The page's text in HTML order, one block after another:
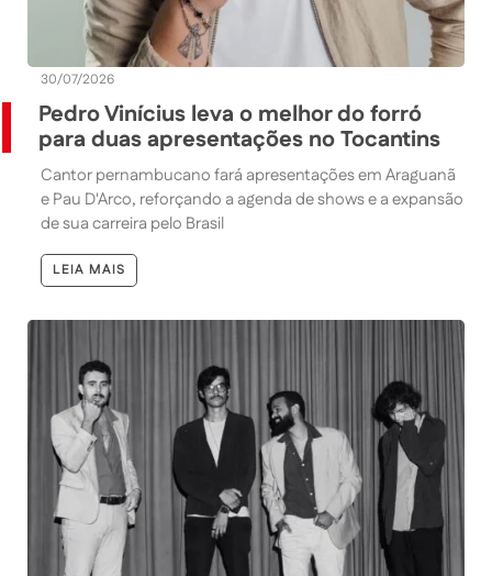
30/07/2026
Pedro Vinícius leva o melhor do forró
para duas apresentações no Tocantins
Cantor pernambucano fará apresentações em Araguanã
e Pau D'Arco, reforçando a agenda de shows e a expansão
de sua carreira pelo Brasil
LEIA MAIS